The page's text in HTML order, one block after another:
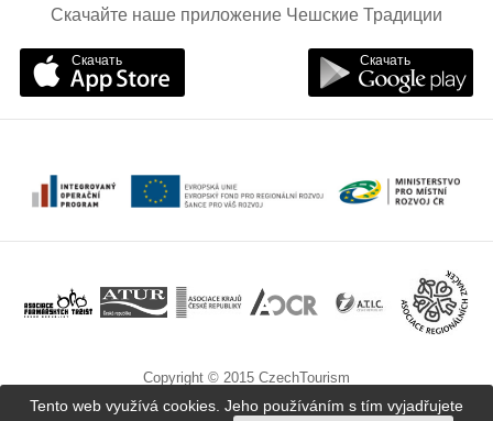
Скачайте наше приложение Чешские Традиции
Скачать Скачать
Copyright © 2015 CzechTourism
Tento web využívá cookies. Jeho používáním s tím vyjadřujete